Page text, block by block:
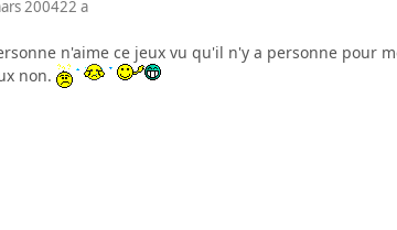
200422 a
n'aime ce jeux vu qu'il n'y a personne pour
non.